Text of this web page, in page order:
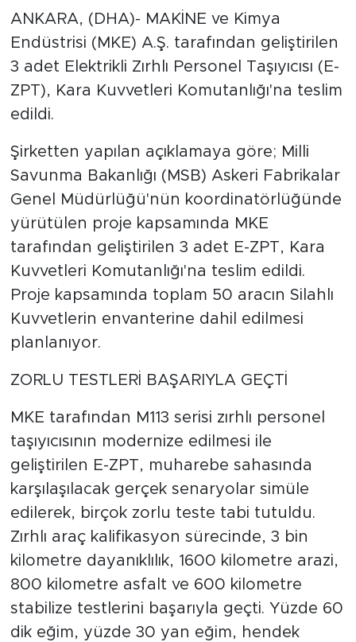
ANKARA, (DHA)- MAKİNE ve Kimya
Endüstrisi (MKE) A.Ş. tarafından geliştirilen
3 adet Elektrikli Zırhlı Personel Taşıyıcısı (E-
ZPT), Kara Kuvvetleri Komutanlığı'na teslim
edildi.
Şirketten yapılan açıklamaya göre; Milli
Savunma Bakanlığı (MSB) Askeri Fabrikalar
Genel Müdürlüğü'nün koordinatörlüğünde
yürütülen proje kapsamında MKE
tarafından geliştirilen 3 adet E-ZPT, Kara
Kuvvetleri Komutanlığı'na teslim edildi.
Proje kapsamında toplam 50 aracın Silahlı
Kuvvetlerin envanterine dahil edilmesi
planlanıyor.
ZORLU TESTLERİ BAŞARIYLA GEÇTİ
MKE tarafından M113 serisi zırhlı personel
taşıyıcısının modernize edilmesi ile
geliştirilen E-ZPT, muharebe sahasında
karşılaşılacak gerçek senaryolar simüle
edilerek, birçok zorlu teste tabi tutuldu.
Zırhlı araç kalifikasyon sürecinde, 3 bin
kilometre dayanıklılık, 1600 kilometre arazi,
800 kilometre asfalt ve 600 kilometre
stabilize testlerini başarıyla geçti. Yüzde 60
dik eğim, yüzde 30 yan eğim, hendek